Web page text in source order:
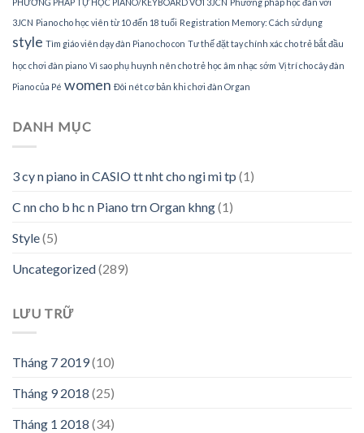
PHƯƠNG PHÁP TỰ HỌC PIANO/KEYBOARD VỚI 3JCN Phương pháp học đàn với
3JCN Piano cho học viên từ 10 đến 18 tuổi Registration Memory: Cách sử dụng
style Tìm giáo viên dạy đàn Piano cho con Tư thế đặt tay chính xác cho trẻ bắt đầu
học chơi đàn piano Vì sao phụ huynh nên cho trẻ học âm nhạc sớm Vị trí cho cây đàn
Piano của Pé women Đôi nét cơ bản khi chơi đàn Organ
DANH MỤC
3 cy n piano in CASIO tt nht cho ngi mi tp (1)
C nn cho b hc n Piano trn Organ khng(1)
Style(5)
Uncategorized(289)
LƯU TRỮ
Tháng 7 2019(10)
Tháng 9 2018 (25)
Tháng 1 2018 (34)